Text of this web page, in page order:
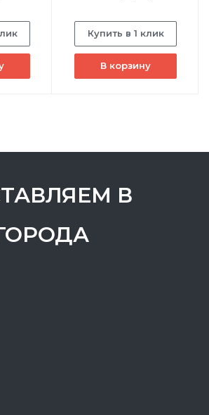
Купить в 1 клик
В корзину
В